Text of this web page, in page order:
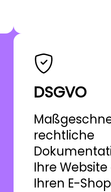
DSGVO
rechtliche
Ihre
Ihren E-Shop